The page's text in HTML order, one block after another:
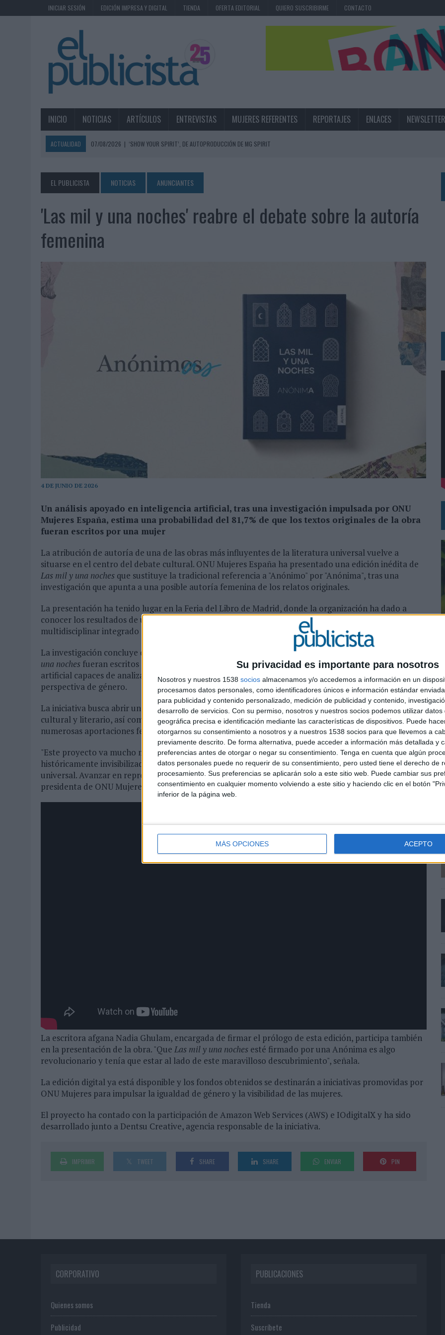
Su privacidad es importante para nosotros
Nosotros y nuestros 1538 socios almacenamos y/o accedemos a información en un
procesamos datos personales, como identificadores únicos e información estándar
para publicidad y contenido personalizado, medición de publicidad y contenido,
desarrollo de servicios. Con su permiso, nosotros y nuestros socios podemos utilizar datos
geográfica precisa e identificación mediante las características de dispositivos. Puede
otorgarnos su consentimiento a nosotros y a nuestros 1538 socios para que llevemos a
previamente descrito. De forma alternativa, puede acceder a información más detallada y
preferencias antes de otorgar o negar su consentimiento. Tenga en cuenta que algún
datos personales puede no requerir de su consentimiento, pero usted tiene el derecho de
procesamiento. Sus preferencias se aplicarán solo a este sitio web. Puede cambiar sus
consentimiento en cualquier momento volviendo a este sitio y haciendo clic en el botón
inferior de la página web.
MÁS OPCIONES ACEPTO
INICIAR SESIÓN EDICIÓN IMPRESA Y DIGITAL TIENDA OFERTA EDITORIAL QUIERO SUSCRIBIRME CONTACTO
INICIO NOTICIAS ARTÍCULOS ENTREVISTAS MUJERES REFERENTES REPORTAJES ENLACES NEWSLETTER
ACTUALIDAD 07/08/2026 | ‘SHOW YOUR SPIRIT’, DE AUTOPRODUCCIÓN DE MG SPIRIT
07/08/2026 | MG SPIRIT RELANZA SU MARCA CON UNA ESTRATEGIA 360º CENTRADA EN EL ORIGEN BARCELONÉS
| PATRÓN CONVIERTE EL NUEVO SINGLE DE ARÓN PIPER EN UNA EXPERIENCIA DE MARCA EN IBIZA
07/08/2026 | EL VERANO PONE A PRUEBA LA ESTRATEGIA DIGITAL DE LAS MARCAS
07/08/2026
VUELING CONVIERTE LOS RECUERDOS EN SOUVENIRS CON IA
06/08/2026
LA TELEVISIÓN SIGUE LIDERANDO EL CONSUMO DE MEDIOS EN VERANO Y SUPERA AL MÓVIL COMO DISPOSITIVO MÁS UTILIZADO
SYSTEM1 NOMBRA A KIMBERLY BASTONI COMO NUEVA DIRECTORA COMERCIAL GLOBAL
FRIGO Y UNIQLO LANZAN UNA COLECCIÓN PERSONALIZABLE INSPIRADA EN CORNETTO, CALIPPO Y SOLERO
LA IA ESTÁ SUBIENDO EL LISTÓN DE LA CREATIVIDAD
BEON WORLDWIDE LANZA RAÍZ URBANA PARA TRANSFORMAR EL PATRIMONIO HISTÓRICO EN ACTIVOS CULTURALES Y ECONÓMICOS
FABRA COMUNICACIÓN INCORPORA A CASONÁ Y ASUME LA GESTIÓN DE SUS RELACIONES CON LOS MEDIOS
LOPESAN HOTELS & RESORTS ACERCA EL PARAÍSO CANARIO EN SU ÚLTIMA CAMPAÑA INTERNACIONAL
LUIS ARQUILLOS (BURGO DE ARIAS): “LA CONSTRUCCIÓN DE MARCA A LARGO PLAZO Y LA MEDICIÓN SON DOS CARAS DE LA MISMA
MONEDA”
‘ALEXIA PUTELLAS X GALAXY Z FOLD8 – SIN LÍMITES’, DE CHEIL SPAIN PARA SAMSUNG ELECTRONICS IBERIA
EL PUBLICISTA NOTICIAS ANUNCIANTES
'Las mil y una noches' reabre el debate sobre la autoría
femenina
4 DE JUNIO DE 2026
Un análisis apoyado en inteligencia artificial, tras una investigación impulsada por ONU
Mujeres España, estima una probabilidad del 81,7% de que los textos originales de la obra
fueran escritos por una mujer
La atribución de autoría de una de las obras más influyentes de la literatura universal vuelve a
situarse en el centro del debate cultural. ONU Mujeres España ha presentado una edición inédita de
Las mil y una noches que sustituye la tradicional referencia a "Anónimo" por "Anónima", tras una
investigación que apunta a una posible autoría femenina de los relatos originales.
La presentación ha tenido lugar en la Feria del Libro de Madrid, donde la organización ha dado a
conocer los resultados de un estudio desarrollado durante más de cinco meses por un equipo
multidisciplinar integrado por especialistas en inteligencia artificial, psicolingüística y análisis textual.
La investigación concluye que existe un 81,7% de probabilidad de que los primeros textos de
una noches fueran escritos por una mujer. Para ello, se emplearon herramientas de inteligencia
artificial capaces de analizar patrones lingüísticos y estimar probabilidades de autoría desde una
perspectiva de género.
La iniciativa busca abrir una reflexión sobre el papel de las mujeres en la construcción del patrimonio
cultural y literario, así como sobre los procesos históricos que han contribuido a invisibilizar
numerosas aportaciones femeninas.
"Este proyecto va mucho más allá de una reinterpretación literaria: es una forma de recuperar voces
históricamente invisibilizadas y reconocer la contribución de las mujeres a la cultura y la literatura
universal. Avanzar en representación también es avanzar en igualdad", afirma Eva D. Castro,
presidenta de ONU Mujeres España.
La escritora afgana Nadia Ghulam, encargada de firmar el prólogo de esta edición, participa también
en la presentación de la obra. "Que Las mil y una noches esté firmado por una Anónima es algo
revolucionario y tenía que estar al lado de este maravilloso descubrimiento", señala.
La edición digital ya está disponible y los fondos obtenidos se destinarán a iniciativas promovidas por
ONU Mujeres para impulsar la igualdad de género y la visibilidad de las mujeres.
El proyecto ha contado con la participación de Amazon Web Services (AWS) e IOdigitalX y ha sido
desarrollado junto a Dentsu Creative, agencia responsable de la iniciativa.
IMPRIMIR TWEET SHARE SHARE ENVIAR PIN
CORPORATIVO
Quienes somos
Publicidad
PUBLICACIONES
Tienda
Suscríbete